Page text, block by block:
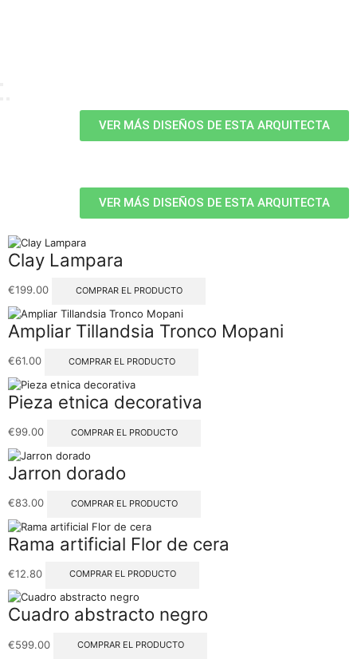
VER MÁS DISEÑOS DE ESTA ARQUITECTA
VER MÁS DISEÑOS DE ESTA ARQUITECTA
Clay Lampara
€199.00 COMPRAR EL PRODUCTO
Ampliar Tillandsia Tronco Mopani
€61.00 COMPRAR EL PRODUCTO
Pieza etnica decorativa
€99.00 COMPRAR EL PRODUCTO
Jarron dorado
€83.00 COMPRAR EL PRODUCTO
Rama artificial Flor de cera
€12.80 COMPRAR EL PRODUCTO
Cuadro abstracto negro
€599.00 COMPRAR EL PRODUCTO